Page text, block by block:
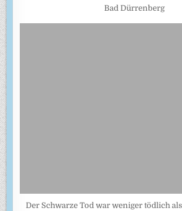
Bad Dürrenberg
Der Schwarze Tod war weniger tödlich